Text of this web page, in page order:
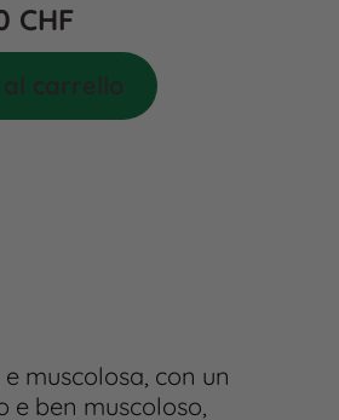
CHF
muscolosa, con un
ben muscoloso,